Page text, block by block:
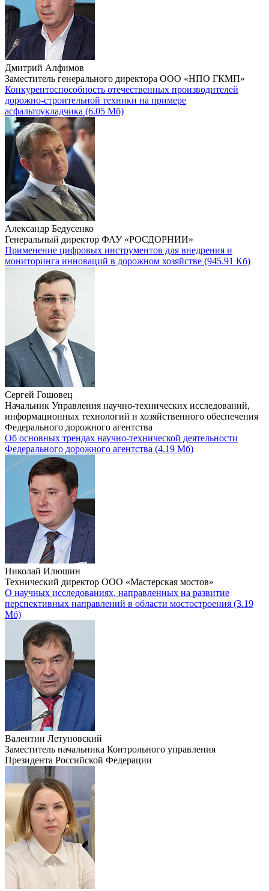
Дмитрий Алфимов
Заместитель генерального директора ООО «НПО ГКМП»
Конкурентоспособность отечественных производителей
дорожно-строительной техники на примере
асфальтоукладчика (6.05 Мб)
Александр Бедусенко
Генеральный директор ФАУ «РОСДОРНИИ»
Применение цифровых инструментов для внедрения и
мониторинга инноваций в дорожном хозяйстве (945.91 Кб)
Сергей Гошовец
Начальник Управления научно-технических исследований,
информационных технологий и хозяйственного обеспечения
Федерального дорожного агентства
Об основных трендах научно-технической деятельности
Федерального дорожного агентства (4.19 Мб)
Николай Илюшин
Технический директор ООО «Мастерская мостов»
О научных исследованиях, направленных на развитие
перспективных направлений в области мостостроения (3.19
Мб)
Валентин Летуновский
Заместитель начальника Контрольного управления
Президента Российской Федерации